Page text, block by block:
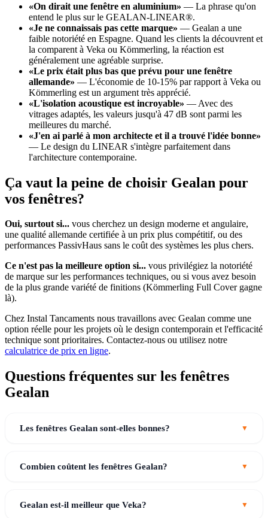
«On dirait une fenêtre en aluminium» — La phrase qu'on
entend le plus sur le GEALAN-LINEAR®.
«Je ne connaissais pas cette marque» — Gealan a une
faible notoriété en Espagne. Quand les clients la découvrent et
la comparent à Veka ou Kömmerling, la réaction est
généralement une agréable surprise.
«Le prix était plus bas que prévu pour une fenêtre
allemande» — L'économie de 10-15% par rapport à Veka ou
Kömmerling est un argument très apprécié.
«L'isolation acoustique est incroyable» — Avec des
vitrages adaptés, les valeurs jusqu'à 47 dB sont parmi les
meilleures du marché.
«J'en ai parlé à mon architecte et il a trouvé l'idée bonne»
— Le design du LINEAR s'intègre parfaitement dans
l'architecture contemporaine.
Ça vaut la peine de choisir Gealan pour
vos fenêtres?
Oui, surtout si... vous cherchez un design moderne et angulaire,
une qualité allemande certifiée à un prix plus compétitif, ou des
performances PassivHaus sans le coût des systèmes les plus chers.
Ce n'est pas la meilleure option si... vous privilégiez la notoriété
de marque sur les performances techniques, ou si vous avez besoin
de la plus grande variété de finitions (Kömmerling Full Cover gagne
là).
Chez Instal Tancaments nous travaillons avec Gealan comme une
option réelle pour les projets où le design contemporain et l'efficacité
technique sont prioritaires. Contactez-nous ou utilisez notre
calculatrice de prix en ligne.
Questions fréquentes sur les fenêtres
Gealan
Les fenêtres Gealan sont-elles bonnes?
Combien coûtent les fenêtres Gealan?
Gealan est-il meilleur que Veka?